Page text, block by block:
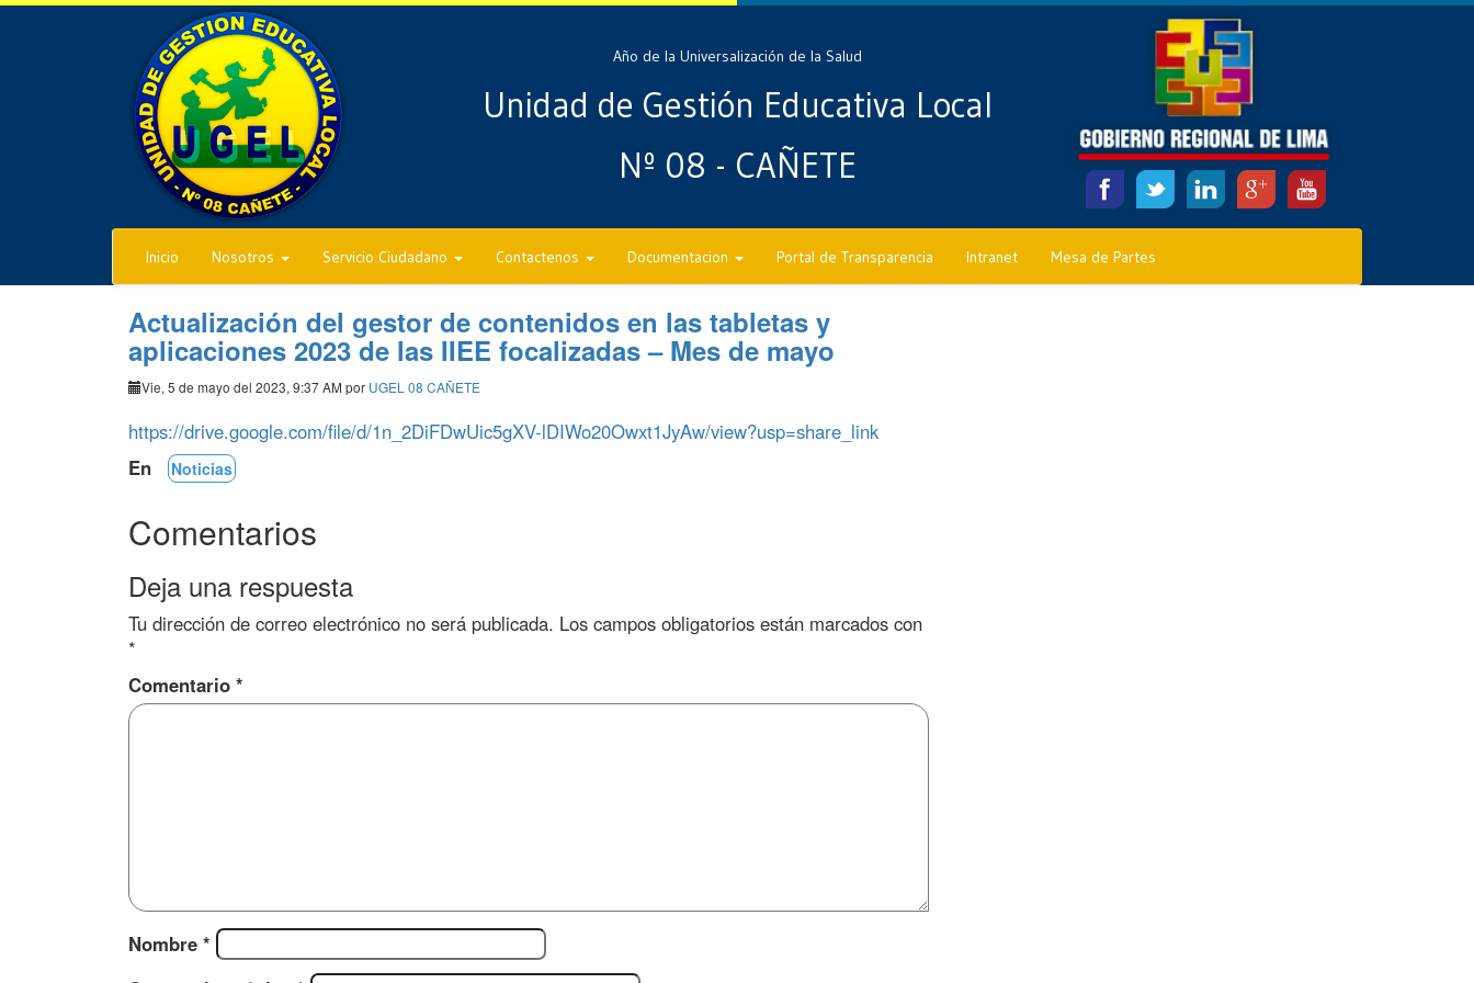
Año de la Universalización de la Salud
Unidad de Gestión Educativa Local
Nº 08 - CAÑETE
Inicio Nosotros Servicio Ciudadano Contactenos Documentacion Portal de Transparencia Intranet Mesa de Partes
Actualización del gestor de contenidos en las tabletas y
aplicaciones 2023 de las IIEE focalizadas – Mes de mayo
Vie, 5 de mayo del 2023, 9:37 AM por UGEL 08 CAÑETE
https://drive.google.com/file/d/1n_2DiFDwUic5gXV-lDIWo20Owxt1JyAw/view?usp=share_link
En
Noticias
Comentarios
Deja una respuesta
Tu dirección de correo electrónico no será publicada. Los campos obligatorios están marcados con
*
Comentario *
Nombre *